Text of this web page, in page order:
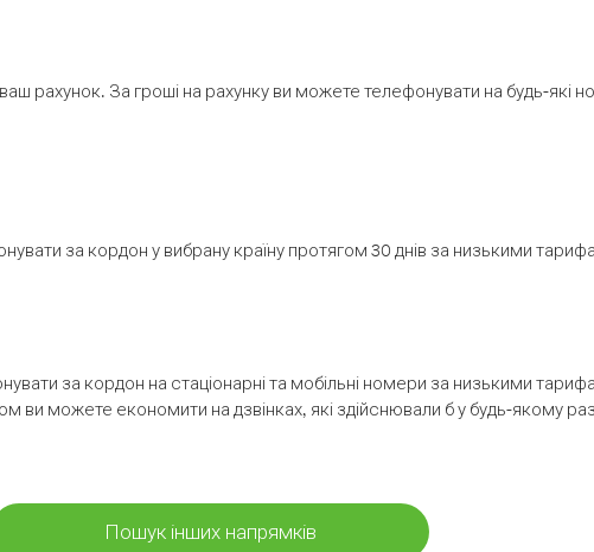
рахунок. За гроші на рахунку ви можете телефонувати на будь-які
за кордон у вибрану країну протягом 30 днів за низькими
за кордон на стаціонарні та мобільні номери за низькими
ви можете економити на дзвінках, які здійснювали б у будь-якому
Пошук інших напрямків